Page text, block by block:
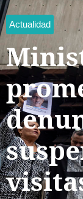
Actualidad